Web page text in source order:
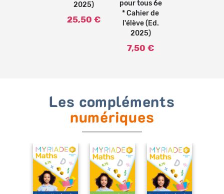
2025)
25,50 €
pour tous 6e
* Cahier de
l'élève (Ed.
2025)
7,50 €
Les compléments
numériques